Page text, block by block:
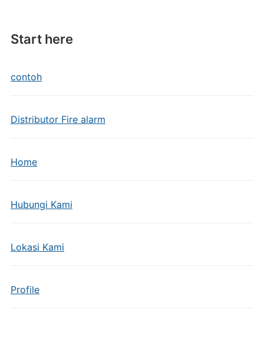
Start here
contoh
Distributor Fire alarm
Home
Hubungi Kami
Lokasi Kami
Profile